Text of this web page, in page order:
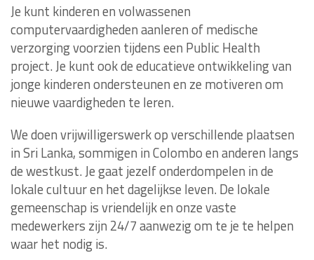
Je kunt kinderen en volwassenen
computervaardigheden aanleren of medische
verzorging voorzien tijdens een Public Health
project. Je kunt ook de educatieve ontwikkeling van
jonge kinderen ondersteunen en ze motiveren om
nieuwe vaardigheden te leren.
We doen vrijwilligerswerk op verschillende plaatsen
in Sri Lanka, sommigen in Colombo en anderen langs
de westkust. Je gaat jezelf onderdompelen in de
lokale cultuur en het dagelijkse leven. De lokale
gemeenschap is vriendelijk en onze vaste
medewerkers zijn 24/7 aanwezig om te je te helpen
waar het nodig is.